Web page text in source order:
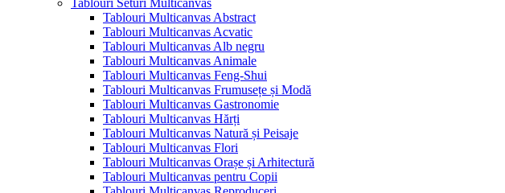
Tablouri Seturi Multicanvas
Tablouri Multicanvas Abstract
Tablouri Multicanvas Acvatic
Tablouri Multicanvas Alb negru
Tablouri Multicanvas Animale
Tablouri Multicanvas Feng-Shui
Tablouri Multicanvas Frumusețe și Modă
Tablouri Multicanvas Gastronomie
Tablouri Multicanvas Hărți
Tablouri Multicanvas Natură și Peisaje
Tablouri Multicanvas Flori
Tablouri Multicanvas Orașe și Arhitectură
Tablouri Multicanvas pentru Copii